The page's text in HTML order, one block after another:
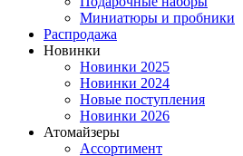
Миниатюры и пробники
Распродажа
Новинки
Новинки 2025
Новинки 2024
Новые поступления
Новинки 2026
Атомайзеры
Ассортимент